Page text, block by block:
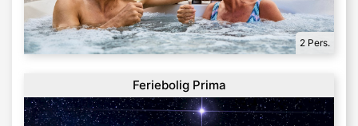
2 Pers.
Feriebolig Prima